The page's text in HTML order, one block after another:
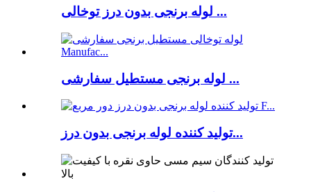
لوله برنجی بدون درز توخالی ...
لوله برنجی مستطیل سفارشی ...
تولید کننده لوله برنجی بدون درز...